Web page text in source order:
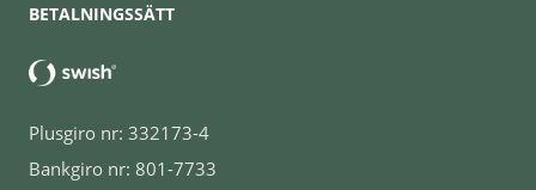
BETALNINGSSÄTT
Plusgiro nr: 332173-4
Bankgiro nr: 801-7733